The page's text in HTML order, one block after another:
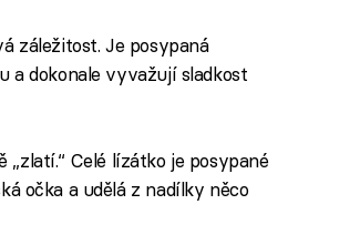
záležitost. Je posypaná
a dokonale vyvažují sladkost
Celé lízátko je posypané
očka a udělá z nadílky něco